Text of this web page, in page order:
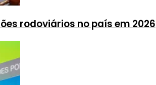
rodoviários no país em 2026